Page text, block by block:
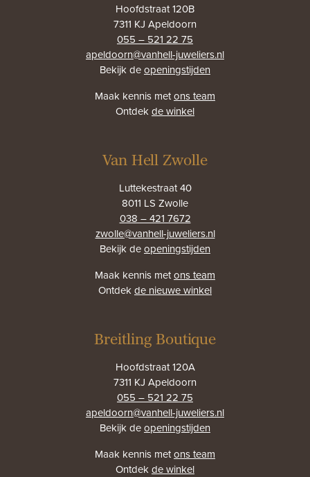
Hoofdstraat 120B
7311 KJ Apeldoorn
055 – 521 22 75
apeldoorn@vanhell-juweliers.nl
Bekijk deopeningstijden
Maak kennis metons team
Ontdekde winkel
Van Hell Zwolle
Luttekestraat 40
8011 LS Zwolle
038 – 421 7672
zwolle@vanhell-juweliers.nl
Bekijk deopeningstijden
Maak kennis metons team
Ontdekde nieuwe winkel
Breitling Boutique
Hoofdstraat 120A
7311 KJ Apeldoorn
055 – 521 22 75
apeldoorn@vanhell-juweliers.nl
Bekijk deopeningstijden
Maak kennis metons team
Ontdekde winkel